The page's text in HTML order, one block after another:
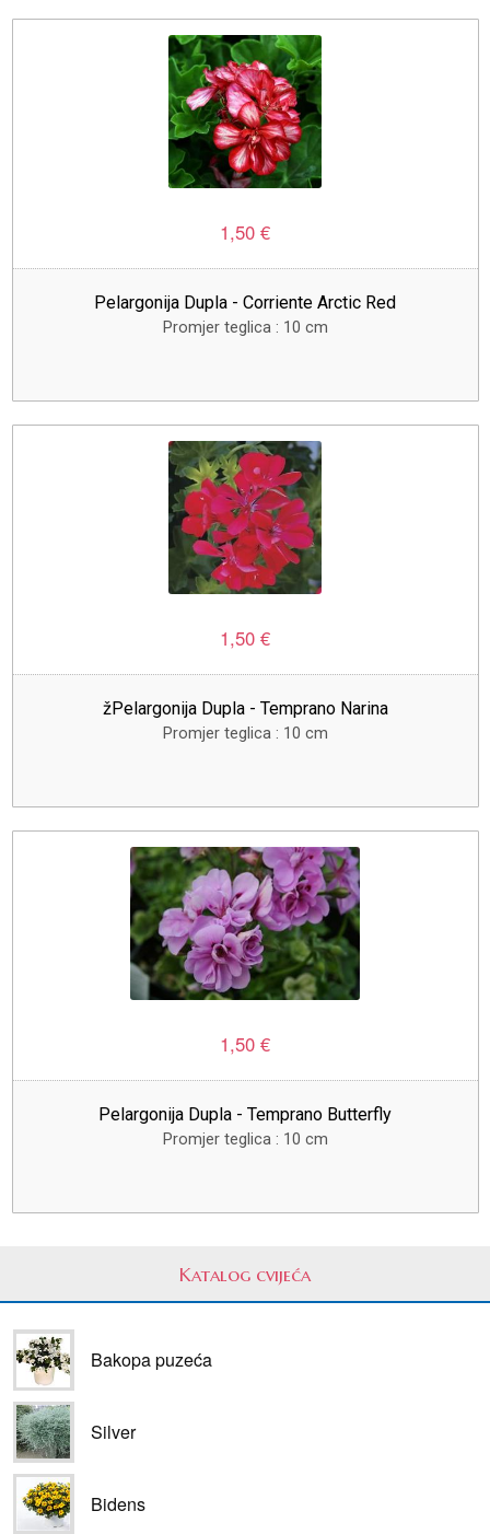
1,50 €
Pelargonija Dupla - Corriente Arctic Red
Promjer teglica : 10 cm
1,50 €
žPelargonija Dupla - Temprano Narina
Promjer teglica : 10 cm
1,50 €
Pelargonija Dupla - Temprano Butterfly
Promjer teglica : 10 cm
Katalog cvijeća
Bakopa puzeća
Silver
Bidens